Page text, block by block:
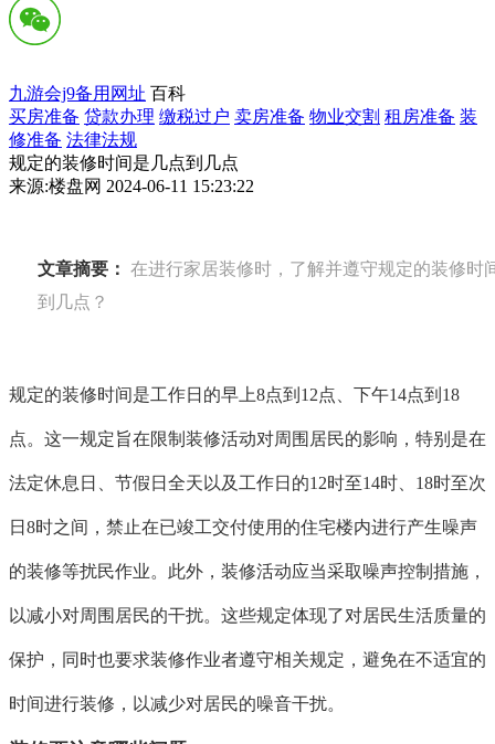
九游会j9备用网址 百科
买房准备 贷款办理 缴税过户 卖房准备 物业交割 租房准备 装
修准备 法律法规
规定的装修时间是几点到几点
来源:楼盘网 2024-06-11 15:23:22
文章摘要： 在进行家居装修时，了解并遵守规定的装修
到几点？
规定的装修时间是工作日的早上8点到12点、下午14点到18
点。这一规定旨在限制装修活动对周围居民的影响，特别是在
法定休息日、节假日全天以及工作日的12时至14时、18时至次
日8时之间，禁止在已竣工交付使用的住宅楼内进行产生噪声
的装修等扰民作业。此外，装修活动应当采取噪声控制措施，
以减小对周围居民的干扰。这些规定体现了对居民生活质量的
保护，同时也要求装修作业者遵守相关规定，避免在不适宜的
时间进行装修，以减少对居民的噪音干扰。